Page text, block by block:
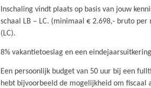
Inschaling vindt plaats op basis van jouw
schaal LB – LC. (minimaal € 2.698,- bruto
(LC).
8% vakantietoeslag en een
Een persoonlijk budget van 50 uur bij een
hebt bijvoorbeeld de mogelijkheid om fiscaal